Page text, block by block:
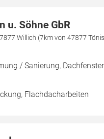
u. Söhne GbR
Willich (7km von 47877
/ Sanierung,
Flachdacharbeiten